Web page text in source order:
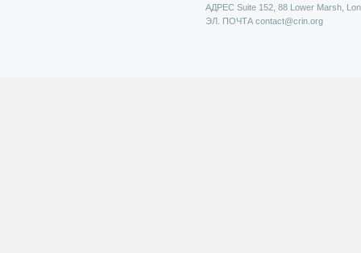
АДРЕС Suite 152, 88 Lower Marsh,
ЭЛ. ПОЧТА contact@crin.org